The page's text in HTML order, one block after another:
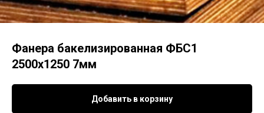
Фанера бакелизированная ФБС1
2500х1250 7мм
Добавить в корзину